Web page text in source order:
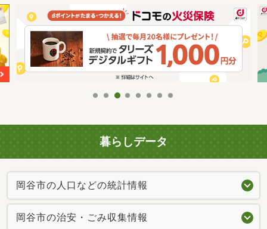
暮らしデータ
岡谷市の人口などの統計情報
岡谷市の治安・ごみ収集情報